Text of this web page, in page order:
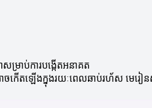
សម្រាប់ការបង្កើតអនាគត
ចកើតឡើងក្នុងរយៈពេលឆាប់រហ័ស មេរ